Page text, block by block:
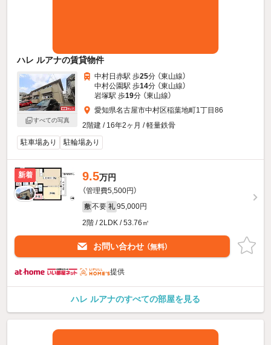
ハレ ルアナの賃貸物件
すべての写真
中村日赤駅 歩25分 （東山線）
中村公園駅 歩14分 （東山線）
岩塚駅 歩19分 （東山線）
愛知県名古屋市中村区稲葉地町1丁目86
2階建 / 16年2ヶ月 / 軽量鉄骨
駐車場あり
駐輪場あり
新着 9.5万円
（管理費5,500円）
敷 不要 礼 95,000円
2階 / 2LDK / 53.76㎡
お問い合わせ （無料）
提供
ハレ ルアナのすべての部屋を見る